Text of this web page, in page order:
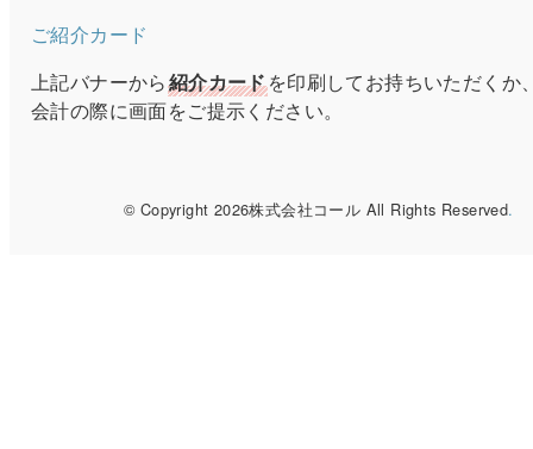
ご紹介カード
上記バナーから紹介カードを印刷してお持ちいただくか
会計の際に画面をご提示ください。
© Copyright 2026株式会社コール All Rights Reserved.